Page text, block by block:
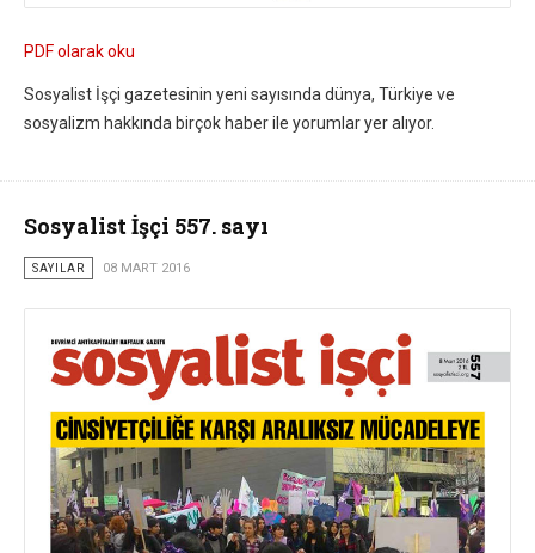
PDF olarak oku
Sosyalist İşçi gazetesinin yeni sayısında dünya, Türkiye ve
sosyalizm hakkında birçok haber ile yorumlar yer alıyor.
Sosyalist İşçi 557. sayı
SAYILAR 08 MART 2016